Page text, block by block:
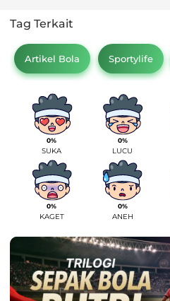
Tag Terkait
Artikel Bola Sportylife
0%
SUKA
0%
LUCU
0%
KAGET
0%
ANEH